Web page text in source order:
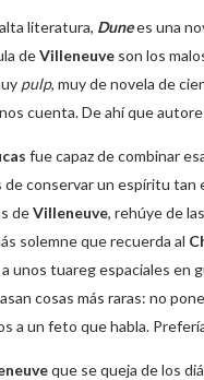
literatura, Dunees una
deVilleneuve son los
pulp, muy de novela de
cuenta. De ahí que
fue capaz de combinar
de conservar un espíritu tan
deVilleneuve, rehúye de
solemne que recuerda al
unos tuareg espaciales en
cosas más raras: no
a un feto que habla.
que se queja de los